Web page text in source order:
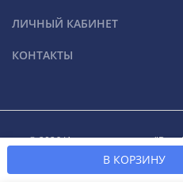
В КОРЗИНУ
ЛИЧНЫЙ КАБИНЕТ
КОНТАКТЫ
© 2026 Интернет-магазин